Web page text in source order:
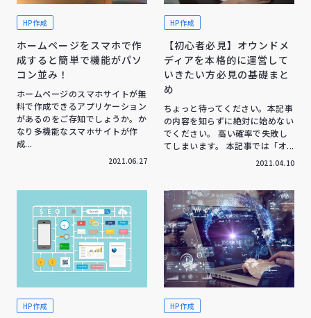
HP作成
ホームページをスマホで作
成すると簡単で機能がパソ
コン並み！
ホームページのスマホサイトが無
料で作成できるアプリケーション
があるのをご存知でしょうか。か
なり多機能なスマホサイトが作
成...
2021.06.27
HP作成
【初心者必見】オウンドメ
ディアを本格的に運営して
いきたい方必見の基礎まと
め
ちょっと待ってください。本記事
の内容を知らずに絶対に始めない
でください。 高い確率で失敗し
てしまいます。 本記事では「オ...
2021.04.10
HP作成 HP作成